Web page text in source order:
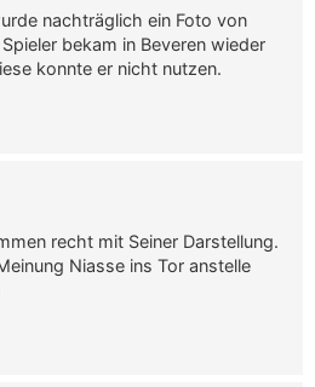
nachträglich ein Foto von
bekam in Beveren wieder
konnte er nicht nutzen.
recht mit Seiner Darstellung.
Niasse ins Tor anstelle